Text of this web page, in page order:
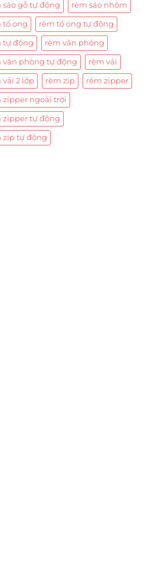
sáo gỗ tự động rèm sáo nhôm
tổ ong rèm tổ ong tự động
tự động rèm văn phòng
văn phòng tự động rèm vải
vải 2 lớp rèm zip rèm zipper
zipper ngoài trời
zipper tự động
zip tự động